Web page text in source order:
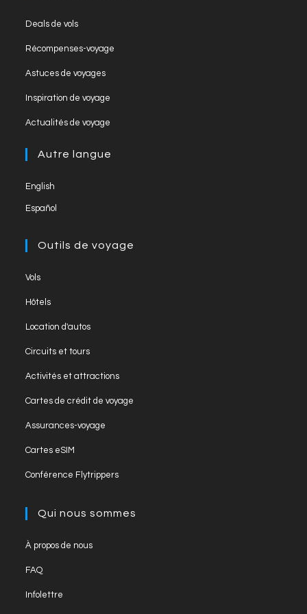
k
Deals de vols
Récompenses-voyage
Astuces de voyages
Inspiration de voyage
Actualités de voyage
Autre langue
English
Español
Outils de voyage
Vols
Hôtels
Location d'autos
Circuits et tours
Activités et attractions
Cartes de crédit de voyage
Assurances-voyage
Cartes eSIM
Conférence Flytrippers
Qui nous sommes
À propos de nous
FAQ
Infolettre